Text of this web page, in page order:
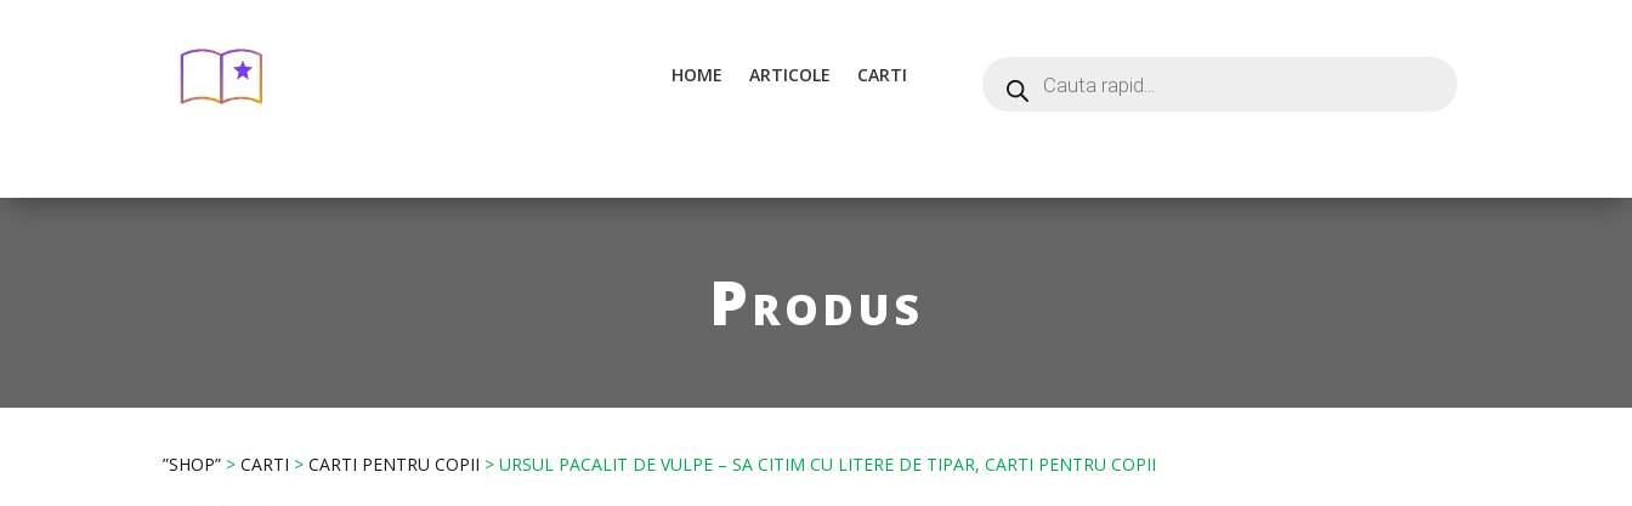
HOME ARTICOLE CARTI
Produs
”SHOP” >CARTI >CARTI PENTRU COPII > URSUL PACALIT DE VULPE – SA CITIM CU LITERE DE TIPAR, CARTI PENTRU COPII